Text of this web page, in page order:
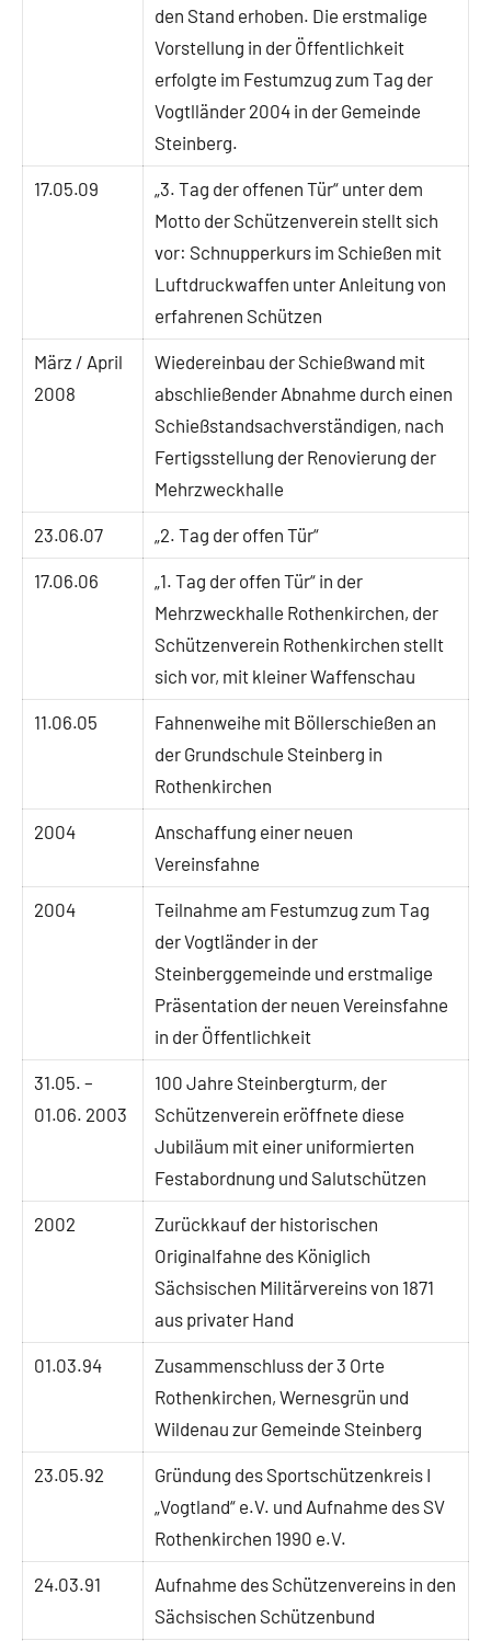
den Stand erhoben. Die erstmalige
Vorstellung in der Öffentlichkeit
erfolgte im Festumzug zum Tag der
Vogtlländer 2004 in der Gemeinde
Steinberg.
17.05.09
„3. Tag der offenen Tür“ unter dem
Motto der Schützenverein stellt sich
vor: Schnupperkurs im Schießen mit
Luftdruckwaffen unter Anleitung von
erfahrenen Schützen
März / April
2008
Wiedereinbau der Schießwand mit
abschließender Abnahme durch einen
Schießstandsachverständigen, nach
Fertigsstellung der Renovierung der
Mehrzweckhalle
23.06.07 „2. Tag der offen Tür“
17.06.06
„1. Tag der offen Tür“ in der
Mehrzweckhalle Rothenkirchen, der
Schützenverein Rothenkirchen stellt
sich vor, mit kleiner Waffenschau
11.06.05
Fahnenweihe mit Böllerschießen an
der Grundschule Steinberg in
Rothenkirchen
2004
Anschaffung einer neuen
Vereinsfahne
2004
Teilnahme am Festumzug zum Tag
der Vogtländer in der
Steinberggemeinde und erstmalige
Präsentation der neuen Vereinsfahne
in der Öffentlichkeit
31.05. –
01.06. 2003
100 Jahre Steinbergturm, der
Schützenverein eröffnete diese
Jubiläum mit einer uniformierten
Festabordnung und Salutschützen
2002
Zurückkauf der historischen
Originalfahne des Königlich
Sächsischen Militärvereins von 1871
aus privater Hand
01.03.94
Zusammenschluss der 3 Orte
Rothenkirchen, Wernesgrün und
Wildenau zur Gemeinde Steinberg
23.05.92
Gründung des Sportschützenkreis I
„Vogtland“ e.V. und Aufnahme des SV
Rothenkirchen 1990 e.V.
24.03.91
Aufnahme des Schützenvereins in den
Sächsischen Schützenbund